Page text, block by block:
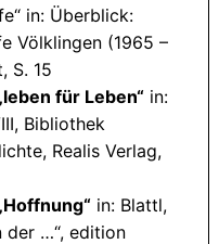
in: Überblick:
Völklingen (1965 –
S. 15
für Leben“ in:
Bibliothek
Realis Verlag,
in: Blattl,
der …“, edition